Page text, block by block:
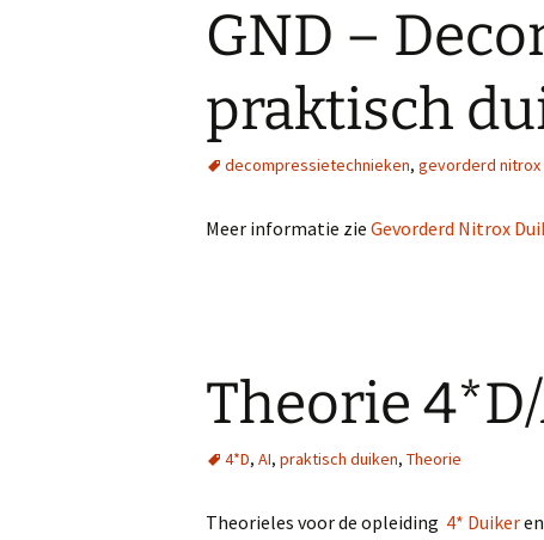
GND –
praktisch
decompressietechnieken, gevorderd nitrox
Meer informatie zie Gevorderd Nitrox
Theorie
4*D, AI, praktisch duiken, Theorie
Theorieles voor de opleiding 4* Duikeren